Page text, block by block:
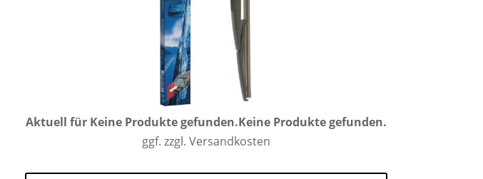
Aktuell für Keine Produkte gefunden.Keine Produkte gefunden.
ggf. zzgl. Versandkosten